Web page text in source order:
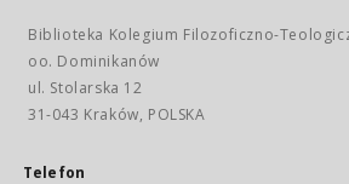
Biblioteka Kolegium Filozoficzno-
oo. Dominikanów
ul. Stolarska 12
31-043 Kraków, POLSKA
Telefon